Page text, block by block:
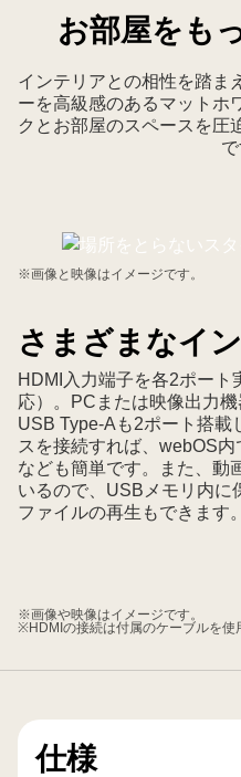
お部屋をも
インテリアとの相性を踏ま
ーを高級感のあるマットホ
クとお部屋のスペースを圧
で
※画像と映像はイメージです。
さまざまなイ
HDMI入力端子を各2ポー
応）。PCまたは映像出力
USB Type-Aも2ポート搭載
スを接続すれば、webOS
なども簡単です。また、動
いるので、USBメモリ内に
ファイルの再生もできます。
※画像や映像はイメージです。
※HDMIの接続は付属のケーブルを使
仕様